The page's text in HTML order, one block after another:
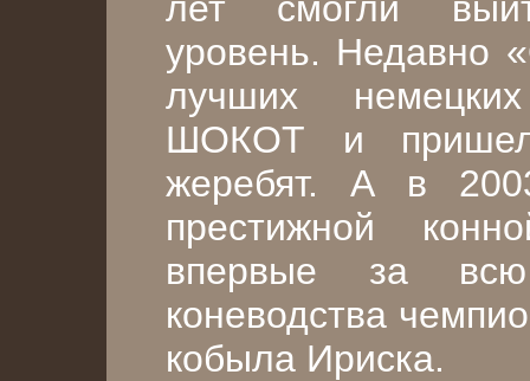
уровень. Недавно
лучших
ШОКОТ и
жеребят. А в
престижной
впервые за всю
коневодства
кобыла Ириска.